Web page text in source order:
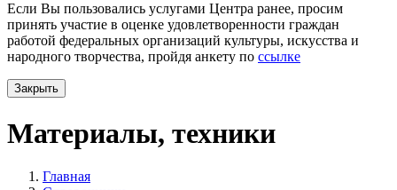
Если Вы пользовались услугами Центра ранее, просим
принять участие в оценке удовлетворенности граждан
работой федеральных организаций культуры, искусства и
народного творчества, пройдя анкету по ссылке
Закрыть
Материалы, техники
Главная